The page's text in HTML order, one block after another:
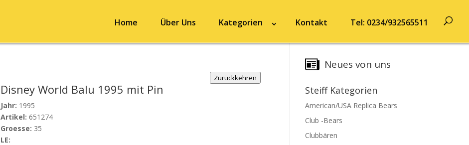
Home Über Uns Kategorien Kontakt Tel: 0234/932565511
Zurückkehren
Disney World Balu 1995 mit Pin
Jahr: 1995
Artikel: 651274
Groesse: 35
LE:
Neues von uns
Steiff Kategorien
American/USA Replica Bears
Club -Bears
Clubbären